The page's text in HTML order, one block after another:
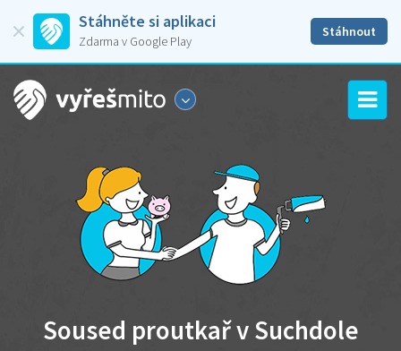
Stáhněte si aplikaci
Zdarma v Google Play
Stáhnout
Soused proutkař v Suchdole